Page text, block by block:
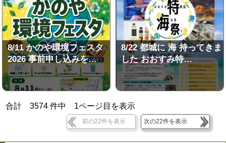
8/11 かのや環境フェスタ
2026 事前申し込みを…
8/22 都城に 海 持ってきま
した おおすみ特…
合計3574 件中 1ページ目を表示
前の22件を表示 次の22件を表示